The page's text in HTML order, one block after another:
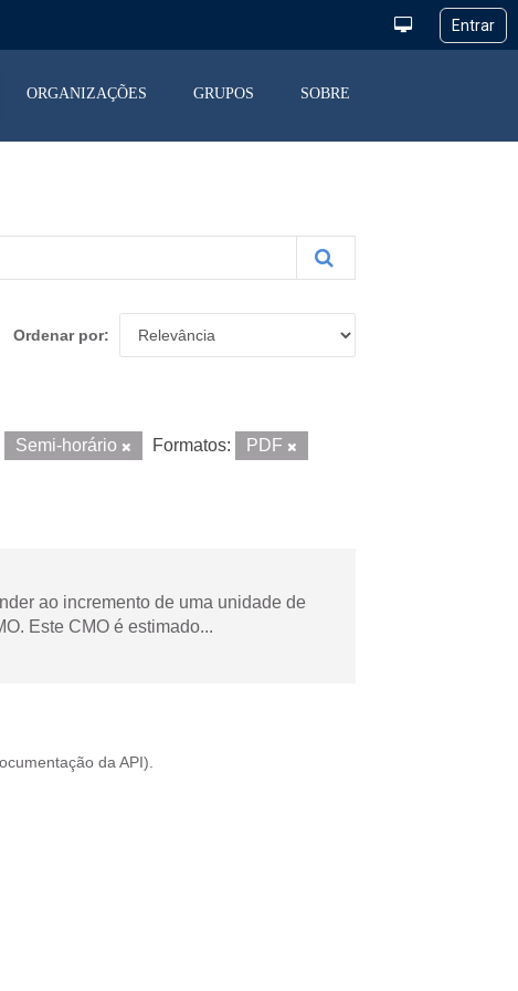
ORGANIZAÇÕES GRUPOS SOBRE
Ordenar por
Semi-horário Formatos:
PDF
ao incremento de uma unidade de
Este CMO é estimado...
da API ).